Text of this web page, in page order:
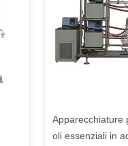
Apparecchiature
oli essenziali in